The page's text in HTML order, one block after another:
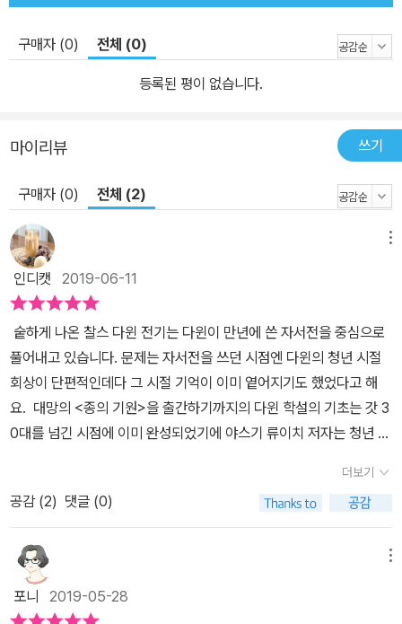
구매자 (0) 전체 (0)
등록된 평이 없습니다.
마이리뷰 쓰기
구매자 (0) 전체 (2)
인디캣 2019-06-11
숱하게 나온 찰스 다윈 전기는 다윈이 만년에 쓴 자서전을 중심으로
풀어내고 있습니다. 문제는 자서전을 쓰던 시점엔 다윈의 청년 시절
회상이 단편적인데다 그 시절 기억이 이미 옅어지기도 했었다고 해
요. 대망의 <종의 기원>을 출간하기까지의 다윈 학설의 기초는 갓 3
0대를 넘긴 시점에 이미 완성되었기에 야스기 류이치 저자는 청년 다
>는 청년 다윈의 진실한 모습을 묘사하며 진화론의 탄생 과정을 보여
줍니다. 작은 책이지만 어마어마한 내용들이 꽉꽉 담겨있습니다. 박
물학자 다윈이 어떻게 탄생되었는지 우연히 일어난 사건의 의의를 놓
치지 않으려 노력한 저자의 모습을 발견할 수 있습니다. 남의 집 가계
도 따위 궁금하지 않아! 싶어도 인간의 성품은 환경에 영향을 받기 마
련입니다. 집안 내력이라는 것도 무시하지는 못하고요. 조부는 학설
더보기
공감 (2) 댓글 (0)
포니 2019-05-28